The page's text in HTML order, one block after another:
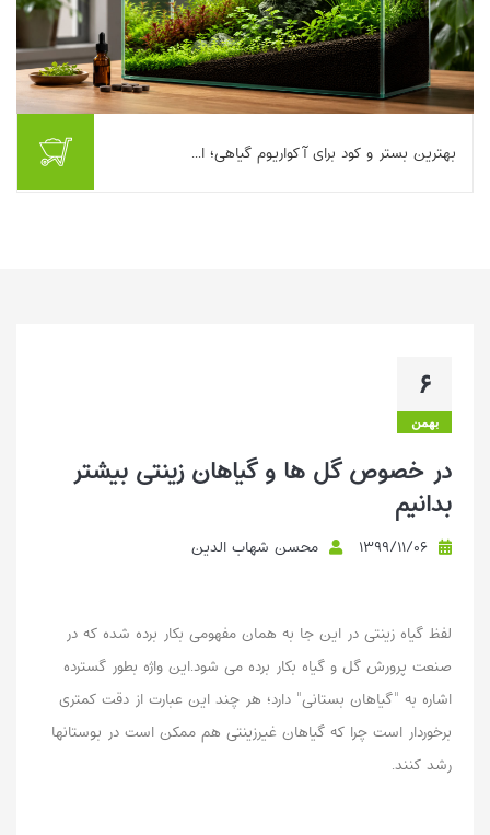
اگر تا امروز چند بار آکواریوم گیاهی راه انداخته‌اید، احتمالا یک حقیقت
بهترین بستر و کود برای آکواریوم گیاهی؛ ا...
۶
بهمن
در خصوص گل ها و گیاهان زینتی بیشتر
بدانیم
۱۳۹۹/۱۱/۰۶ محسن شهاب الدین
لفظ گیاه زینتی در این جا به همان مفهومی بکار برده شده که در
صنعت پرورش گل و گیاه بکار برده می شود.این واژه بطور گسترده
اشاره به "گیاهان بستانی" دارد؛ هر چند این عبارت از دقت کمتری
برخوردار است چرا که گیاهان غیرزینتی هم ممکن است در بوستانها
رشد کنند.